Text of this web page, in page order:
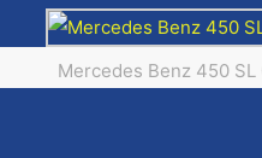
Mercedes Benz 450 SL